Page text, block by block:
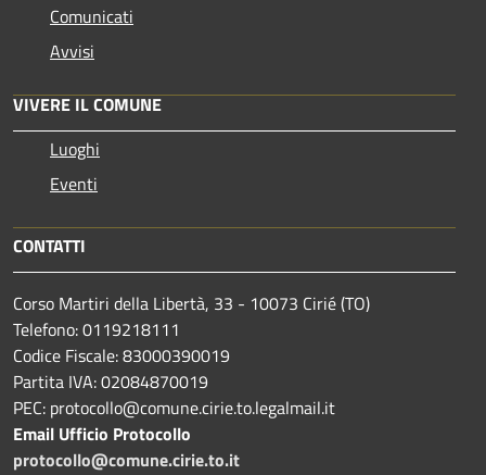
Comunicati
Avvisi
VIVERE IL COMUNE
Luoghi
Eventi
CONTATTI
Corso Martiri della Libertà, 33 - 10073 Cirié (TO)
Telefono: 0119218111
Codice Fiscale: 83000390019
Partita IVA: 02084870019
PEC: protocollo@comune.cirie.to.legalmail.it
Email Ufficio Protocollo
protocollo@comune.cirie.to.it